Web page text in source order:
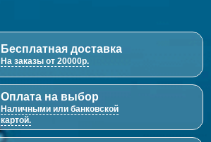
Бесплатная доставка
На заказы от 20000р.
Оплата на выбор
Наличными или банковской
картой.